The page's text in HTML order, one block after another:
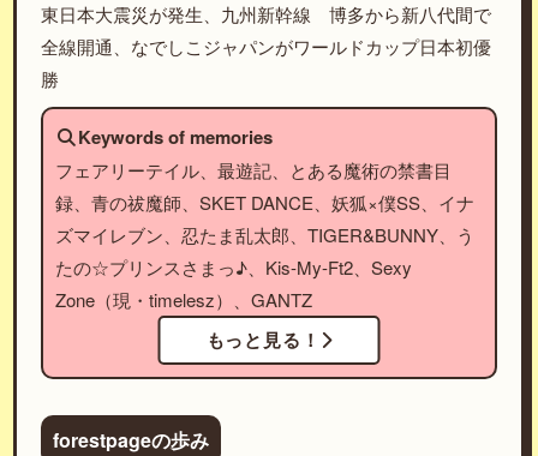
東日本大震災が発生、九州新幹線 博多から新八代間で
全線開通、なでしこジャパンがワールドカップ日本初優
勝
Keywords of memories
フェアリーテイル、最遊記、とある魔術の禁書目
録、青の祓魔師、SKET DANCE、妖狐×僕SS、イナ
ズマイレブン、忍たま乱太郎、TIGER&BUNNY、う
たの☆プリンスさまっ♪、Kis-My-Ft2、Sexy
Zone（現・timelesz）、GANTZ
もっと見る！
forestpageの歩み